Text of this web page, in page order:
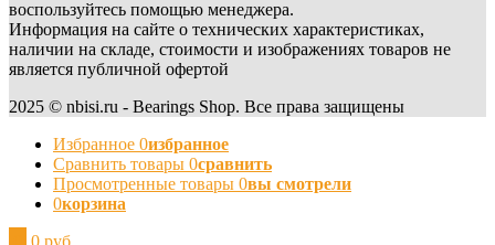
воспользуйтесь помощью менеджера.
Информация на сайте о технических характеристиках,
наличии на складе, стоимости и изображениях товаров не
является публичной офертой
2025 © nbisi.ru - Bearings Shop. Все права защищены
Избранное 0избранное
Сравнить товары 0сравнить
Просмотренные товары 0вы смотрели
0корзина
0 руб.